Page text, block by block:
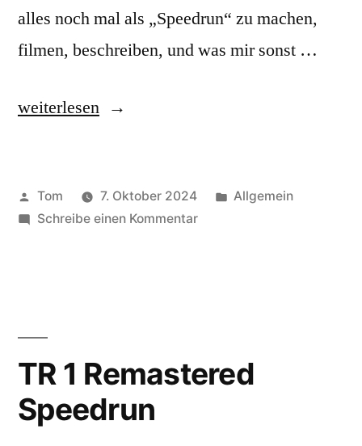
alles noch mal als „Speedrun“ zu machen,
filmen, beschreiben, und was mir sonst …
„TR
weiterlesen
Veröffentlicht
von
Tom 7. Oktober 2024
Veröffentlicht
Allgemein
Schreibe einen Kommentarzu
TR 1 Remastered
Speedrun